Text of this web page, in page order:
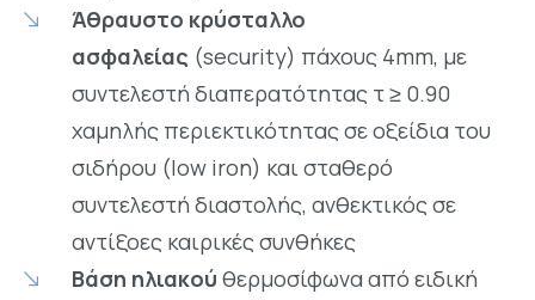
Άθραυστο κρύσταλλο
ασφαλείας (security) πάχους 4mm, με
συντελεστή διαπερατότητας τ ≥ 0.90
χαμηλής περιεκτικότητας σε οξείδια του
σιδήρου (low iron) και σταθερό
συντελεστή διαστολής, ανθεκτικός σε
αντίξοες καιρικές συνθήκες
Βάση ηλιακού θερμοσίφωνα από ειδική